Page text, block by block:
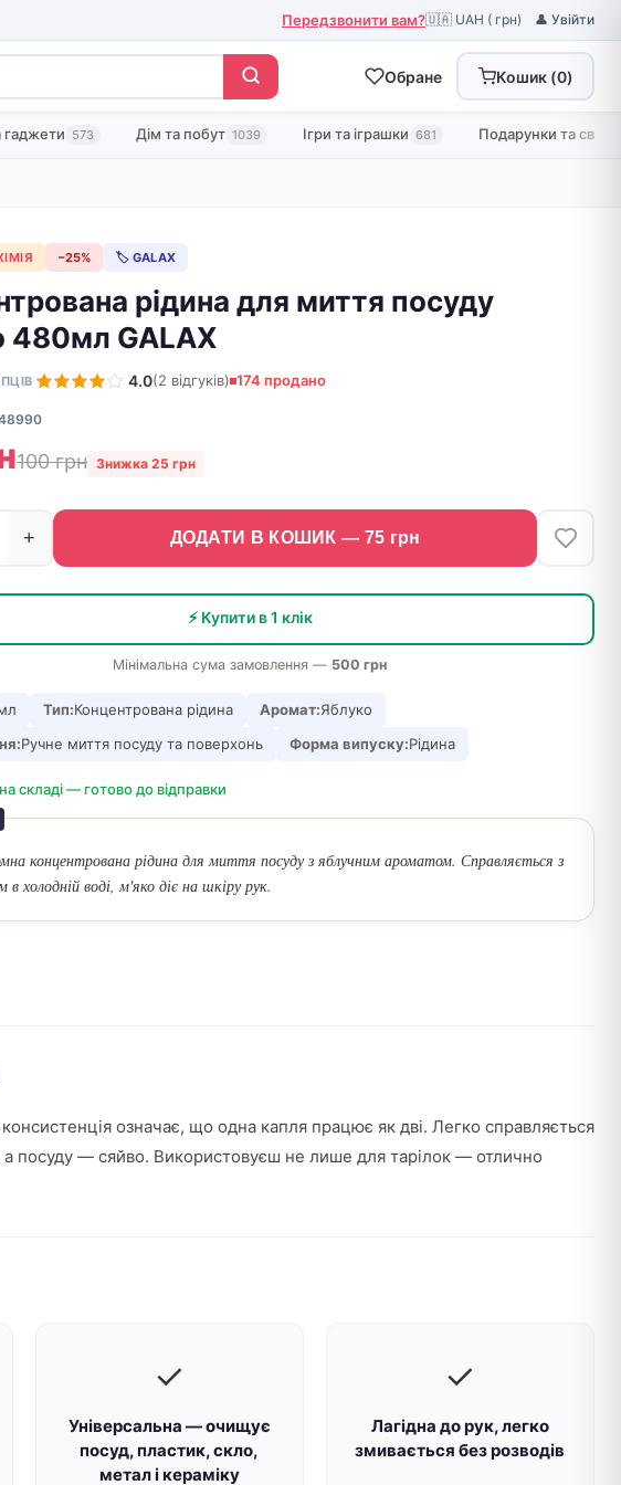
Передзвонити вам?🇺🇦 UAH ( грн) 👤 Увійти
Обране Кошик (0)
гаджети 573 Дім та побут 1039 Ігри та іграшки 681 Подарунки та свята
−25% 🏷 GALAХ
рідина для миття посуду
480мл GALAX
4.0(2 відгуків) 174 продано
100 грн Знижка 25 грн
+ ДОДАТИ В КОШИК — 75 грн
⚡ Купити в 1 клік
Мінімальна сума замовлення — 500 грн
Тип:Концентрована рідина Аромат:Яблуко
Ручне миття посуду та поверхонь Форма випуску:Рідина
складі — готово до відправки
концентрована рідина для миття посуду з яблучним ароматом. Справляється з
холодній воді, м'яко діє на шкіру рук.
означає, що одна капля працює як дві. Легко справляється
а посуду — сяйво. Використовуєш не лише для тарілок — отлично
✓
Універсальна — очищує
посуд, пластик, скло,
метал і кераміку
✓
Лагідна до рук, легко
змивається без розводів